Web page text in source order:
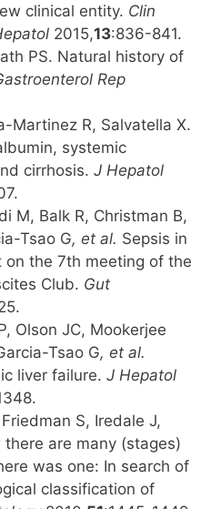
clinical entity. Clin
2015,13:836-841.
PS. Natural history of
Rep
Martinez R, Salvatella X.
systemic
cirrhosis. J Hepatol
M, Balk R, Christman B,
Tsao G, et al. Sepsis in
on the 7th meeting of the
Club. Gut
Olson JC, Mookerjee
Tsao G, et al.
liver failure. J Hepatol
S, Iredale J,
there are many (stages)
was one: In search of
classification of